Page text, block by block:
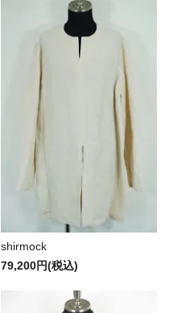
shirmock
79,200円(税込)